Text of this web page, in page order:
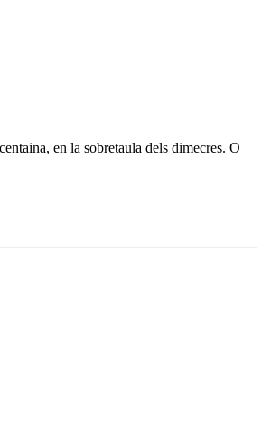
en la sobretaula dels dimecres. O